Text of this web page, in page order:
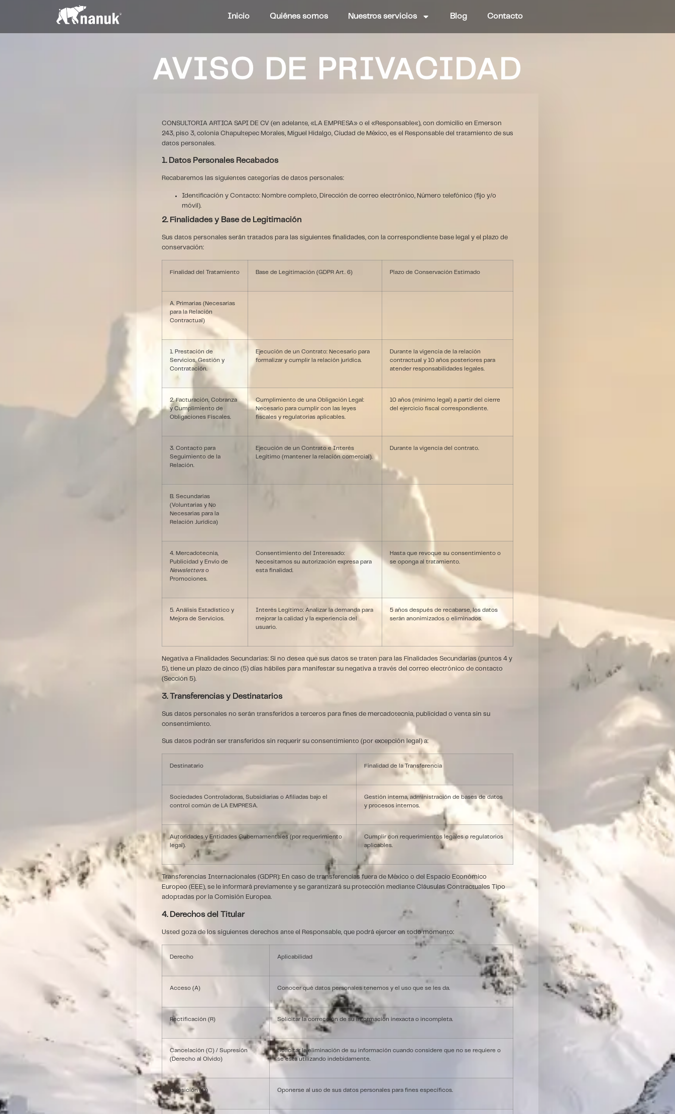
Inicio Quiénes somos Nuestros servicios Blog Contacto
AVISO DE PRIVACIDAD
CONSULTORIA ARTICA SAPI DE CV (en adelante, «LA EMPRESA» o el «Responsable«), con domicilio en Emerson
243, piso 3, colonia Chapultepec Morales, Miguel Hidalgo, Ciudad de México, es el Responsable del tratamiento de sus
datos personales.
1. Datos Personales Recabados
Recabaremos las siguientes categorías de datos personales:
Identificación y Contacto: Nombre completo, Dirección de correo electrónico, Número telefónico (fijo y/o
móvil).
2. Finalidades y Base de Legitimación
Sus datos personales serán tratados para las siguientes finalidades, con la correspondiente base legal y el plazo de
conservación:
Finalidad del Tratamiento Base de Legitimación (GDPR Art. 6) Plazo de Conservación Estimado
A. Primarias (Necesarias
para la Relación
Contractual)
1. Prestación de
Servicios, Gestión y
Contratación.
Ejecución de un Contrato: Necesario para
formalizar y cumplir la relación jurídica.
Durante la vigencia de la relación
contractual y 10 años posteriores para
atender responsabilidades legales.
2. Facturación, Cobranza
y Cumplimiento de
Obligaciones Fiscales.
Cumplimiento de una Obligación Legal:
Necesario para cumplir con las leyes
fiscales y regulatorias aplicables.
10 años (mínimo legal) a partir del cierre
del ejercicio fiscal correspondiente.
3. Contacto para
Seguimiento de la
Relación.
Ejecución de un Contrato e Interés
Legítimo (mantener la relación comercial).
Durante la vigencia del contrato.
B. Secundarias
(Voluntarias y No
Necesarias para la
Relación Jurídica)
4. Mercadotecnia,
Publicidad y Envío de
Newsletterso
Promociones.
Consentimiento del Interesado:
Necesitamos su autorización expresa para
esta finalidad.
Hasta que revoque su consentimiento o
se oponga al tratamiento.
5. Análisis Estadístico y
Mejora de Servicios.
Interés Legítimo: Analizar la demanda para
mejorar la calidad y la experiencia del
usuario.
5 años después de recabarse, los datos
serán anonimizados o eliminados.
Negativa a Finalidades Secundarias: Si no desea que sus datos se traten para las Finalidades Secundarias (puntos 4 y
5), tiene un plazo de cinco (5) días hábiles para manifestar su negativa a través del correo electrónico de contacto
(Sección 5).
3. Transferencias y Destinatarios
Sus datos personales no serán transferidos a terceros para fines de mercadotecnia, publicidad o venta sin su
consentimiento.
Sus datos podrán ser transferidos sin requerir su consentimiento (por excepción legal) a:
Destinatario Finalidad de la Transferencia
Sociedades Controladoras, Subsidiarias o Afiliadas bajo el
control común de LA EMPRESA.
Gestión interna, administración de bases de datos
y procesos internos.
Autoridades y Entidades Gubernamentales (por requerimiento
legal).
Cumplir con requerimientos legales o regulatorios
aplicables.
Transferencias Internacionales (GDPR): En caso de transferencias fuera de México o del Espacio Económico
Europeo (EEE), se le informará previamente y se garantizará su protección mediante Cláusulas Contractuales Tipo
adoptadas por la Comisión Europea.
4. Derechos del Titular
Usted goza de los siguientes derechos ante el Responsable, que podrá ejercer en todo momento:
Derecho Aplicabilidad
Acceso (A) Conocer qué datos personales tenemos y el uso que se les da.
Rectificación (R) Solicitar la corrección de su información inexacta o incompleta.
Cancelación (C) / Supresión
(Derecho al Olvido)
Solicitar la eliminación de su información cuando considere que no se requiere o
se está utilizando indebidamente.
Oposición (O) Oponerse al uso de sus datos personales para fines específicos.